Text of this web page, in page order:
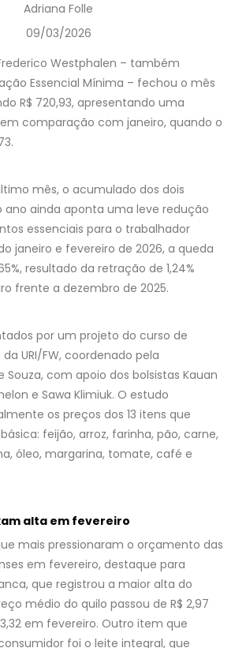
Adriana Folle
09/03/2026
Westphalen – também
Essencial Mínima – fechou o mês
R$ 720,93, apresentando uma
comparação com janeiro, quando o
mês, o acumulado dos dois
ano ainda aponta uma leve redução
essenciais para o trabalhador
janeiro e fevereiro de 2026, a queda
resultado da retração de 1,24%
frente a dezembro de 2025.
por um projeto do curso de
URI/FW, coordenado pela
Souza, com apoio dos bolsistas Kauan
e Sawa Klimiuk. O estudo
os preços dos 13 itens que
feijão, arroz, farinha, pão, carne,
óleo, margarina, tomate, café e
alta em fevereiro
mais pressionaram o orçamento das
em fevereiro, destaque para
que registrou a maior alta do
médio do quilo passou de R$ 2,97
em fevereiro. Outro item que
foi o leite integral, que